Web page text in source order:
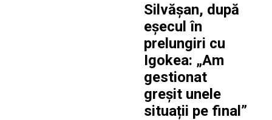
Silvășan, după
eșecul în
prelungiri cu
Igokea: „Am
gestionat
greșit unele
situații pe final”